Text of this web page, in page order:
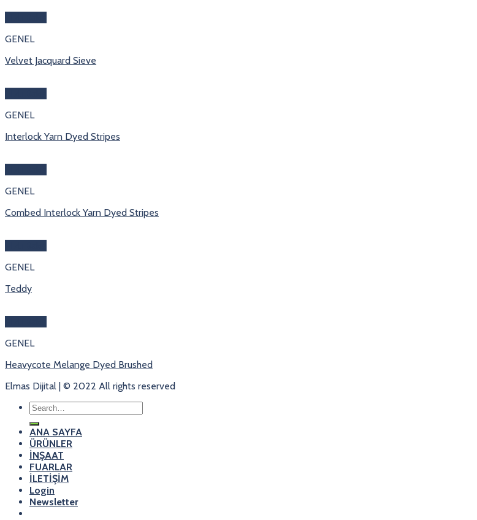
GENEL
Velvet Jacquard Sieve
GENEL
Interlock Yarn Dyed Stripes
GENEL
Combed Interlock Yarn Dyed Stripes
GENEL
Teddy
GENEL
Heavycote Melange Dyed Brushed
Elmas Dijital | © 2022 All rights reserved
Search
ANA SAYFA
ÜRÜNLER
İNŞAAT
FUARLAR
İLETİŞİM
Login
Newsletter